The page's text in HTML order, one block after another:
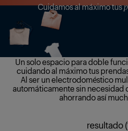
Cuidamos al máximo tus
Un solo espacio para doble
cuidando al máximo tus
Al ser un electrodoméstico
automáticamente sin necesidad
ahorrando así
resultado